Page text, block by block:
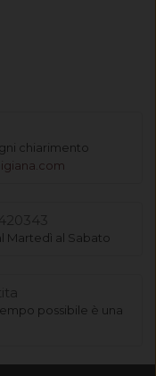
chiarimento
Martedì al Sabato
possibile è una